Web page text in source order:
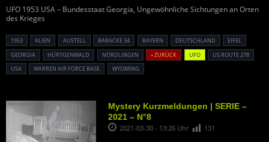
UFO 1953 USA – Bundesstaat Georgia, Ungewöhnliche Sichtungen an Orten
des Krieges
1953 ALIEN AUSTELL BARACKE 34 BAYERN DEUTSCHLAND
EIFEL
GEORGIA
HÜRTGENWALD NÖRDLINGEN « ZURÜCK UFO
US ROUTE 278
USA
WARREN AIR FORCE BASE WYOMING
Mystery Kurzmeldungen | SERIE –
2021 – N°8
2021-03-30 - 13:26 Uhr 131